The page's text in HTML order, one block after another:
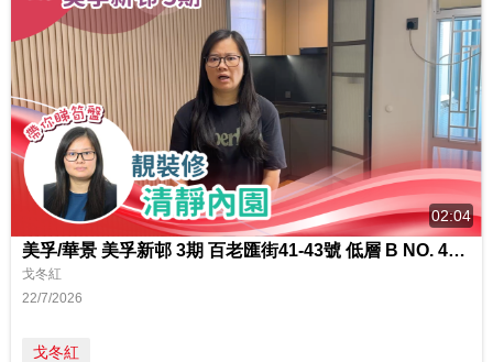
02:04
美孚/華景 美孚新邨 3期 百老匯街41-43號 低層 B NO. 43室
戈冬紅
22/7/2026
戈冬紅